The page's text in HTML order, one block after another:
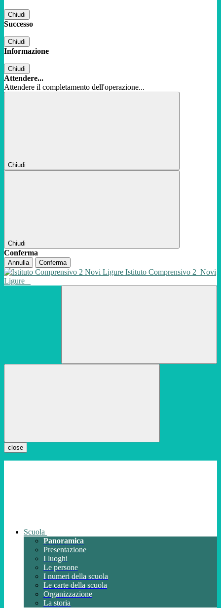
Chiudi
Successo
Chiudi
Informazione
Chiudi
Attendere...
Attendere il completamento dell'operazione...
Chiudi
Chiudi
Conferma
Annulla Conferma
Istituto Comprensivo 2 Novi
Ligure
close
Scuola
Panoramica
Presentazione
I luoghi
Le persone
I numeri della scuola
Le carte della scuola
Organizzazione
La storia